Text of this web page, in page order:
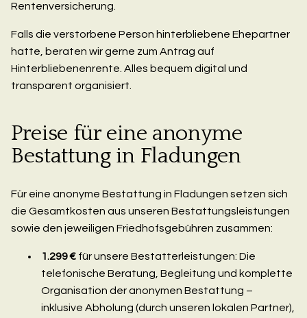
Rentenversicherung.
Falls die verstorbene Person hinterbliebene Ehepartner
hatte, beraten wir gerne zum Antrag auf
Hinterbliebenenrente. Alles bequem digital und
transparent organisiert.
Preise für eine anonyme
Bestattung in Fladungen
Für eine anonyme Bestattung in Fladungen setzen sich
die Gesamtkosten aus unseren Bestattungsleistungen
sowie den jeweiligen Friedhofsgebühren zusammen:
1.299 € für unsere Bestatterleistungen: Die
telefonische Beratung, Begleitung und komplette
Organisation der anonymen Bestattung –
inklusive Abholung (durch unseren lokalen Partner),